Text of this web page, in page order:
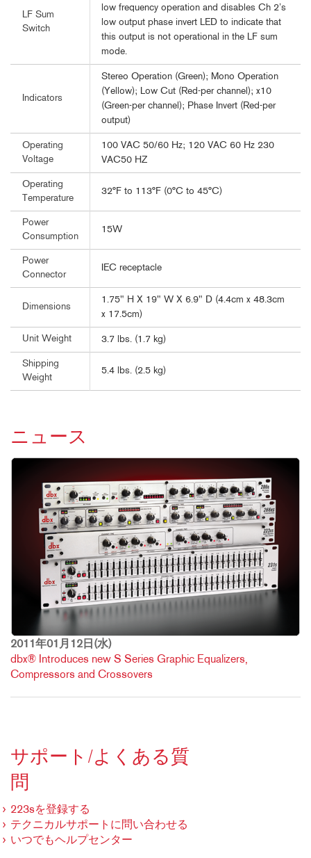
LF Sum
Switch
low frequency operation and disables Ch 2’s
low output phase invert LED to indicate that
this output is not operational in the LF sum
mode.
Indicators
Stereo Operation (Green); Mono Operation
(Yellow); Low Cut (Red-per channel); x10
(Green-per channel); Phase Invert (Red-per
output)
Operating
Voltage
100 VAC 50/60 Hz; 120 VAC 60 Hz 230
VAC50 HZ
Operating
Temperature
32°F to 113°F (0°C to 45°C)
Power
Consumption
15W
Power
Connector
IEC receptacle
Dimensions
1.75" H X 19" W X 6.9" D (4.4cm x 48.3cm
x 17.5cm)
Unit Weight 3.7 lbs. (1.7 kg)
Shipping
Weight
5.4 lbs. (2.5 kg)
ニュース
2011年01月12日(水)
dbx® Introduces new S Series Graphic Equalizers,
Compressors and Crossovers
サポート/よくある質
問
223sを登録する
テクニカルサポートに問い合わせる
いつでもヘルプセンター